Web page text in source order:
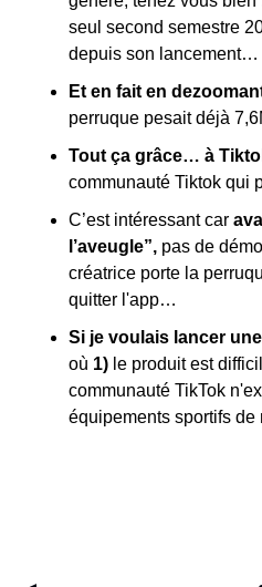
seul second semestre
depuis son lancement…
Et en fait en
perruque pesait déjà
Tout ça grâce… à
communauté Tiktok qui
C’est intéressant car
l’aveugle”, pas de
créatrice porte la
quitter l'app…
Si je voulais lancer
où 1) le produit est
communauté TikTok
équipements sportifs de